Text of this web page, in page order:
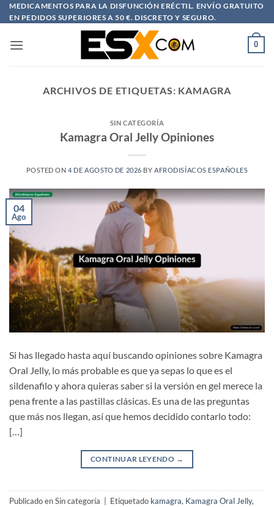
Saltar
al
MEDICAMENTOS PARA LA DISFUNCIÓN ERÉCTIL. ENVÍO GRATUITO
EN PEDIDOS SUPERIORES A 50 €. DISCRETO Y SEGURO.
0
ARCHIVOS DE ETIQUETAS: KAMAGRA
SIN CATEGORÍA
Kamagra Oral Jelly Opiniones
POSTED ON4 DE AGOSTO DE 2026 BY AFRODISÍACOS ESPAÑOLES
04
Ago
Si has llegado hasta aquí buscando opiniones sobre Kamagra
Oral Jelly, lo más probable es que ya sepas lo que es el
sildenafilo y ahora quieras saber si la versión en gel merece la
pena frente a las pastillas clásicas. Es una de las preguntas
que más nos llegan, así que hemos decidido contarlo todo:
[…]
CONTINUAR LEYENDO →
Publicado en Sin categoría Etiquetado kamagra, Kamagra Oral Jelly,